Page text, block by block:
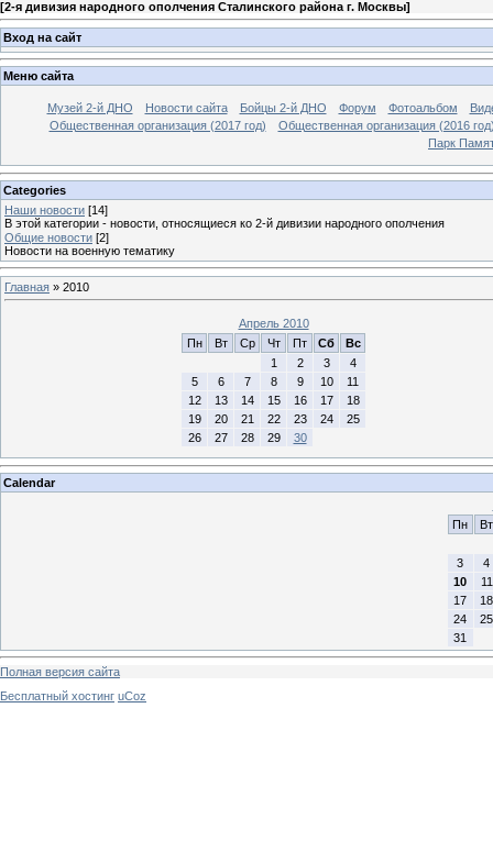
[2-я дивизия народного ополчения Сталинского района г. Москвы]
Вход на сайт
Меню сайта
Музей 2-й ДНО Новости сайта Бойцы 2-й ДНО Форум Фотоальбом
Общественная организация (2017 год)
Общественная организация (2016
Парк
Categories
Наши новости [14]
В этой категории - новости, относящиеся ко 2-й дивизии народного ополчения
Общие новости [2]
Новости на военную тематику
Главная » 2010
Апрель 2010
Пн
Вт Ср Чт Пт Сб
Вс
1
2 3
4
5
6 7 8 9 10
11
12
13 14 15 16 17
18
19
20 21 22 23 24
25
26
27 28 29 30
Calendar
Пн
Вт
3
4
10
11
17
18
24
25
31
Полная версия сайта
Бесплатный хостинг uCoz